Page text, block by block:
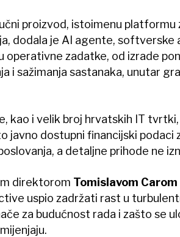
proizvod, istoimenu platformu
dodala je AI agente, softverske
operativne zadatke, od izrade
i sažimanja sastanaka, unutar
kao i velik broj hrvatskih IT
javno dostupni financijski podaci
a detaljne prihode ne
direktorom Tomislavom Carom
uspio zadržati rast u
za budućnost rada i zašto se